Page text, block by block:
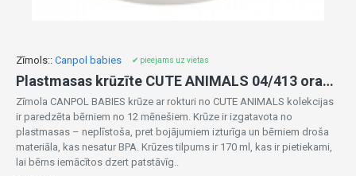
Zīmols:: Canpol babies ✔ pieejams uz vietas
Plastmasas krūzīte CUTE ANIMALS 04/413 orange FOX
Zīmola CANPOL BABIES krūze ar rokturi no CUTE ANIMALS kolekcijas
ir paredzēta bērniem no 12 mēnešiem. Krūze ir izgatavota no
plastmasas – neplīstoša, pret bojājumiem izturīga un bērniem droša
materiāla, kas nesatur BPA. Krūzes tilpums ir 170 ml, kas ir pietiekami,
lai bērns iemācītos dzert patstāvīg..